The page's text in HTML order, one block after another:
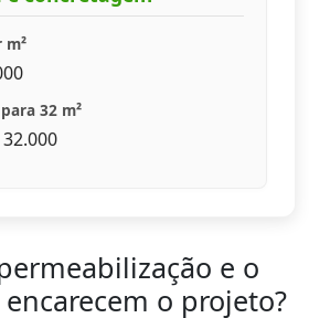
m²
32 m²
32.000
e o
o projeto?